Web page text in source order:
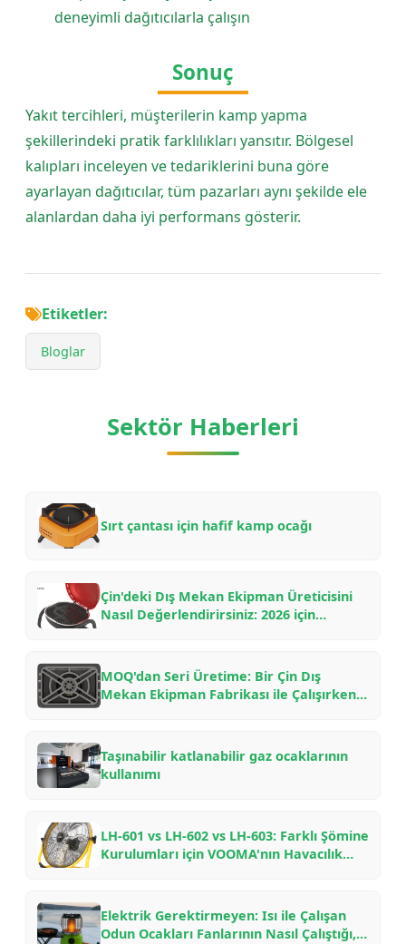
deneyimli dağıtıcılarla çalışın
Sonuç
Yakıt tercihleri, müşterilerin kamp yapma
şekillerindeki pratik farklılıkları yansıtır. Bölgesel
kalıpları inceleyen ve tedariklerini buna göre
ayarlayan dağıtıcılar, tüm pazarları aynı şekilde ele
alanlardan daha iyi performans gösterir.
Etiketler:
Bloglar
Sektör Haberleri
Sırt çantası için hafif kamp ocağı
Çin'deki Dış Mekan Ekipman Üreticisini
Nasıl Değerlendirirsiniz: 2026 için
MOQ'dan Seri Üretime: Bir Çin Dış
Mekan Ekipman Fabrikası ile Çalışırken
Taşınabilir katlanabilir gaz ocaklarının
kullanımı
LH-601 vs LH-602 vs LH-603: Farklı Şömine
Kurulumları için VOOMA'nın Havacılık
Elektrik Gerektirmeyen: Isı ile Çalışan
Odun Ocakları Fanlarının Nasıl Çalıştığı,